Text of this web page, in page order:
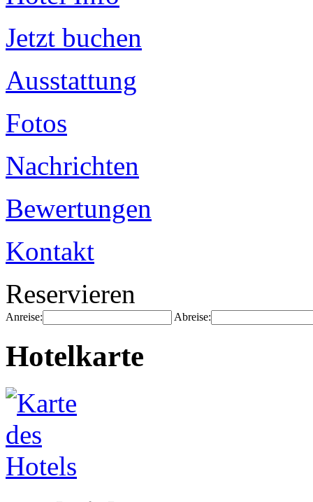
Jetzt buchen
Ausstattung
Fotos
Nachrichten
Bewertungen
Kontakt
Reservieren
Anreise: Abreise:
Hotelkarte